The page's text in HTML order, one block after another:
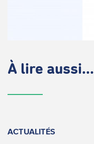
À lire aussi...
ACTUALITÉS